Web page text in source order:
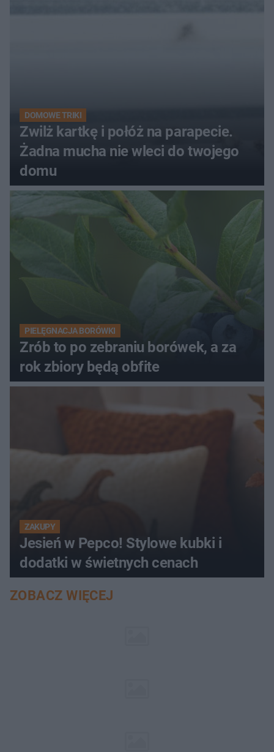
DOMOWE TRIKI
Zwilż kartkę i połóż na parapecie.
Żadna mucha nie wleci do twojego
domu
PIELĘGNACJA BORÓWKI
Zrób to po zebraniu borówek, a za
rok zbiory będą obfite
ZAKUPY
Jesień w Pepco! Stylowe kubki i
dodatki w świetnych cenach
ZOBACZ WIĘCEJ